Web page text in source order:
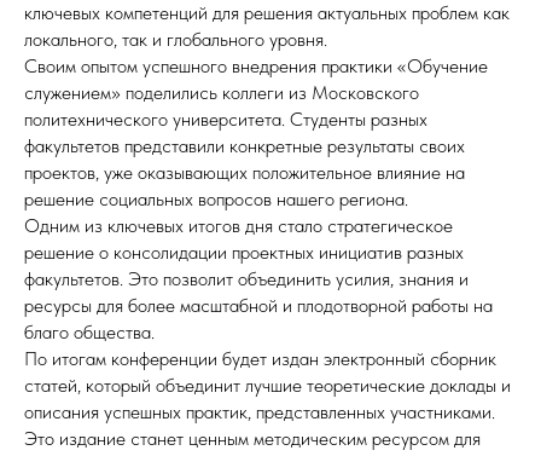
ключевых компетенций для решения актуальных проблем как
локального, так и глобального уровня.
Своим опытом успешного внедрения практики «Обучение
служением» поделились коллеги из Московского
политехнического университета. Студенты разных
факультетов представили конкретные результаты своих
проектов, уже оказывающих положительное влияние на
решение социальных вопросов нашего региона.
Одним из ключевых итогов дня стало стратегическое
решение о консолидации проектных инициатив разных
факультетов. Это позволит объединить усилия, знания и
ресурсы для более масштабной и плодотворной работы на
благо общества.
По итогам конференции будет издан электронный сборник
статей, который объединит лучшие теоретические доклады и
описания успешных практик, представленных участниками.
Это издание станет ценным методическим ресурсом для